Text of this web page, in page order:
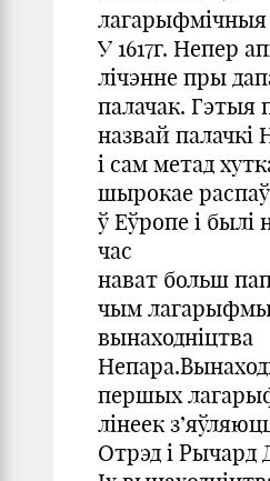
лагарыфмічныя
У 1617г. Непер
лічэнне пры
палачак. Гэтыя
назвай палачкі
і сам метад
шырокае
ў Еўропе і былі
час
нават больш
чым лагарыфмы
вынаходніцтва
першых
лінеек
Отрэд і Рычард